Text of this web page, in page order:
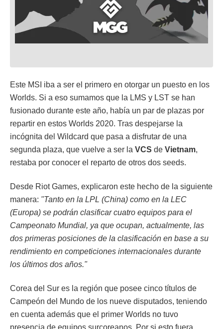
Este MSI iba a ser el primero en otorgar un puesto en los
Worlds. Si a eso sumamos que la LMS y LST se han
fusionado durante este año, había un par de plazas por
repartir en estos Worlds 2020. Tras despejarse la
incógnita del Wildcard que pasa a disfrutar de una
segunda plaza, que vuelve a ser la VCS de Vietnam,
restaba por conocer el reparto de otros dos seeds.
Desde Riot Games, explicaron este hecho de la siguiente
manera: "Tanto en la LPL (China) como en la LEC
(Europa) se podrán clasificar cuatro equipos para el
Campeonato Mundial, ya que ocupan, actualmente, las
dos primeras posiciones de la clasificación en base a su
rendimiento en competiciones internacionales durante
los últimos dos años."
Corea del Sur es la región que posee cinco títulos de
Campeón del Mundo de los nueve disputados, teniendo
en cuenta además que el primer Worlds no tuvo
presencia de equipos surcoreanos. Por si esto fuera